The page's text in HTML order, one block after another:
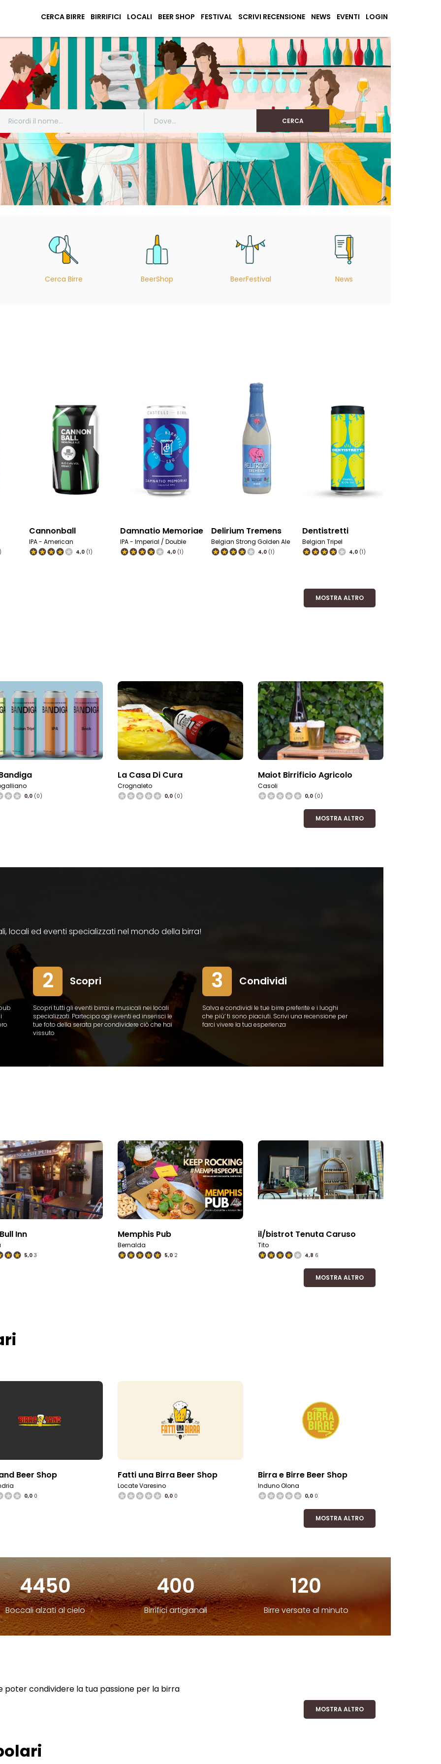
CERCA BIRRE BIRRIFICI LOCALI BEER SHOP FESTIVAL SCRIVI RECENSIONE NEWS EVENTI LOGIN
CERCA
Cerca Birre BeerShop BeerFestival News
Ipa
Imperial / Double
4,0(1)
Eleonora’s Falcon
Grape Ale - Italian
4,0(1)
High Wire
Pale Ale - American
4,0(1)
Hop-Era
Golden Ale
4,0(1)
MOSTRA ALTRO
0,0 (0)
La Casa Di Cura
Crognaleto
0,0 (0)
Maiot Birrificio Agricolo
Casoli
0,0 (0)
MOSTRA ALTRO
locali ed eventi specializzati nel mondo della birra!
2 Scopri
Scopri tutti gli eventi birrai e musicali nei locali
specializzati. Partecipa agli eventi ed inserisci le
tue foto della serata per condividere ciò che hai
vissuto
3 Condividi
Salva e condividi le tue birre preferite e i luoghi
che più’ ti sono piaciuti. Scrivi una recensione per
farci vivere la tua esperienza
Inn
5,0 3
Memphis Pub
Bernalda
5,0 2
il/bistrot Tenuta Caruso
Tito
4,8 6
MOSTRA ALTRO
Beer Shop
0,0 0
Fatti una Birra Beer Shop
Locate Varesino
0,0 0
Birra e Birre Beer Shop
Induno Olona
0,0 0
MOSTRA ALTRO
4450
Boccali alzati al cielo
400
Birrifici artigianali
120
Birre versate al minuto
poter condividere la tua passione per la birra
MOSTRA ALTRO